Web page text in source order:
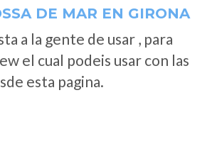
DE MAR EN GIRONA
a la gente de usar , para
el cual podeis usar con las
esta pagina.